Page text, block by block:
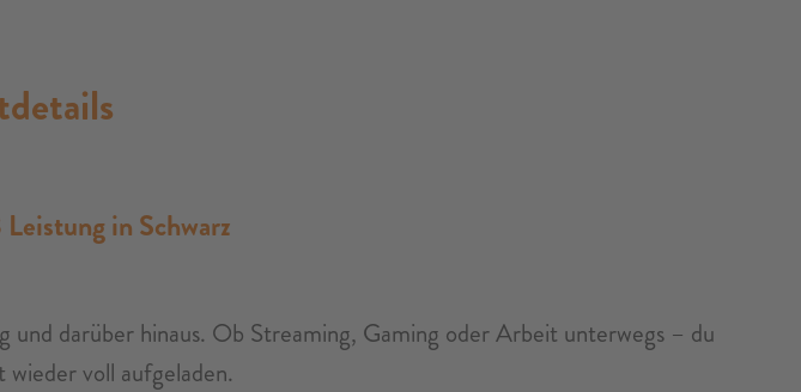
in Schwarz
darüber hinaus. Ob Streaming, Gaming oder Arbeit unterwegs – du
voll aufgeladen.